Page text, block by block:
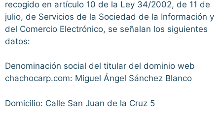
recogido en artículo 10 de la Ley 34/2002, de 11 de
julio, de Servicios de la Sociedad de la Información y
del Comercio Electrónico, se señalan los siguientes
datos:
Denominación social del titular del dominio web
chachocarp.com: Miguel Ángel Sánchez Blanco
Domicilio: Calle San Juan de la Cruz 5